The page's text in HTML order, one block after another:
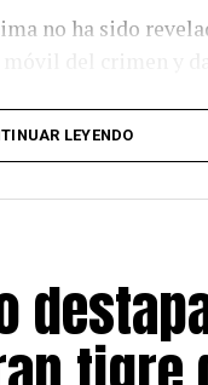
no ha sido
LEYENDO